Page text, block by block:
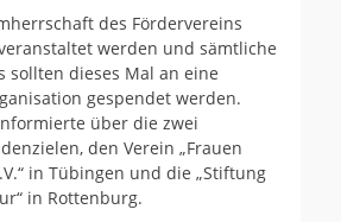
des Fördervereins
werden und sämtliche
sollten dieses Mal an eine
gespendet werden.
über die zwei
den Verein „Frauen
in Tübingen und die „Stiftung
in Rottenburg.